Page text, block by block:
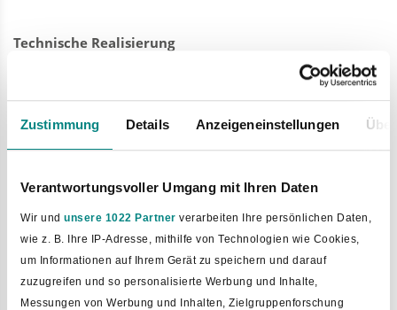
Zustimmung Details Anzeigeneinstellungen
Verantwortungsvoller Umgang mit Ihren Daten
Wir und unsere 1022 Partner verarbeiten Ihre persönlichen Daten,
wie z. B. Ihre IP-Adresse, mithilfe von Technologien wie Cookies,
um Informationen auf Ihrem Gerät zu speichern und darauf
zuzugreifen und so personalisierte Werbung und Inhalte,
Messungen von Werbung und Inhalten, Zielgruppenforschung
Technische Realisierung
Neuer Graben 22, 49074 Osnabrück
Tel.: 0541 335060
HAFTUNGSBEDINGUNGEN
Die Gemeinde übernimmt keine Garantie.
Die Informationen sind vielleicht nicht aktuell.
Die Informationen sind vielleicht nicht richtig.
Die Informationen sind vielleicht nicht vollständig.